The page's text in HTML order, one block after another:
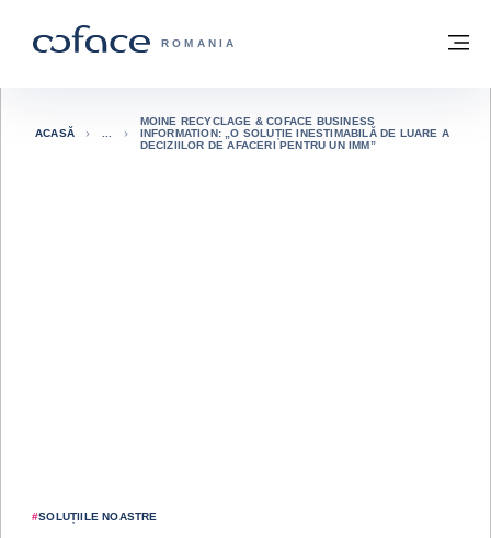
COFACE FOR TRADE - WEBSITE GRUP
ROMANIA
Înapoi la pagina de start
#SOLUȚIILE NOASTRE
ACASĂ
MOINE RECYCLAGE & COFACE BUSINESS
INFORMATION: „O SOLUȚIE INESTIMABILĂ DE LUARE A
DECIZIILOR DE AFACERI PENTRU UN IMM”